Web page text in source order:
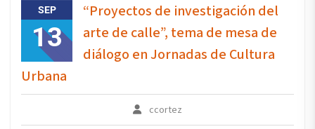
SEP
13
“Proyectos de investigación del
arte de calle”, tema de mesa de
diálogo en Jornadas de Cultura
Urbana
ccortez